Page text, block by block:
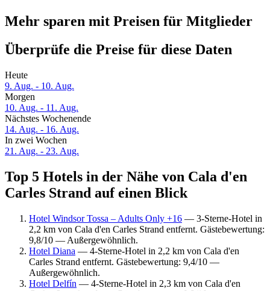
Mehr sparen mit Preisen für Mitglieder
Überprüfe die Preise für diese Daten
Heute
9. Aug. - 10. Aug.
Morgen
10. Aug. - 11. Aug.
Nächstes Wochenende
14. Aug. - 16. Aug.
In zwei Wochen
21. Aug. - 23. Aug.
Top 5 Hotels in der Nähe von Cala d'en
Carles Strand auf einen Blick
Hotel Windsor Tossa – Adults Only +16 — 3-Sterne-Hotel in
2,2 km von Cala d'en Carles Strand entfernt. Gästebewertung:
9,8/10 — Außergewöhnlich.
Hotel Diana — 4-Sterne-Hotel in 2,2 km von Cala d'en
Carles Strand entfernt. Gästebewertung: 9,4/10 —
Außergewöhnlich.
Hotel Delfín — 4-Sterne-Hotel in 2,3 km von Cala d'en